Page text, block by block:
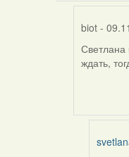
biot-
In
reply
Andrzej
Светлана
ждать,